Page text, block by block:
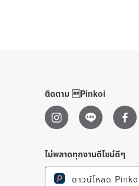
ติดตาม Pinkoi
ไม่พลาดทุกงานดีไซน์ดีๆ
ดาวน์โหลด